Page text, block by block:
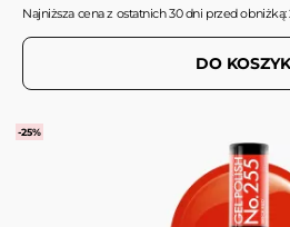
Najniższa cena z ostatnich 30 dni przed obniżką:
DO
-25%